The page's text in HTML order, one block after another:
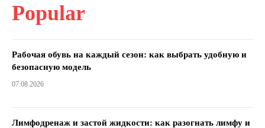
Popular
Рабочая обувь на каждый сезон: как выбрать удобную и
безопасную модель
07.08.2026
Лимфодренаж и застой жидкости: как разогнать лимфу и